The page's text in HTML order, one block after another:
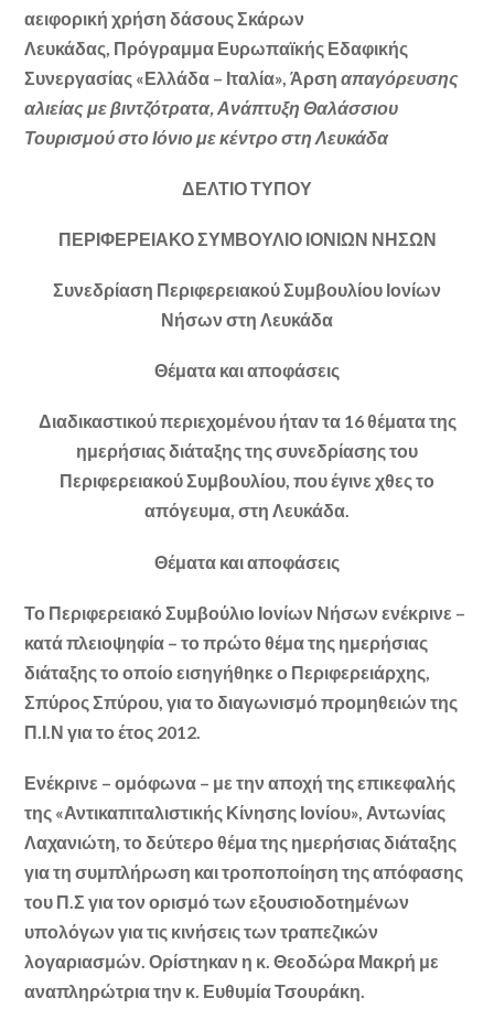
αειφορική χρήση δάσους Σκάρων
Λευκάδας, Πρόγραμμα Ευρωπαϊκής Εδαφικής
Συνεργασίας «Ελλάδα – Ιταλία», Άρσηαπαγόρευσης
αλιείας με βιντζότρατα, Ανάπτυξη Θαλάσσιου
Τουρισμού στο Ιόνιο με κέντρο στη Λευκάδα
ΔΕΛΤΙΟ ΤΥΠΟΥ
ΠΕΡΙΦΕΡΕΙΑΚΟ ΣΥΜΒΟΥΛΙΟ ΙΟΝΙΩΝ ΝΗΣΩΝ
Συνεδρίαση Περιφερειακού Συμβουλίου Ιονίων
Νήσων στη Λευκάδα
Θέματα και αποφάσεις
Διαδικαστικού περιεχομένου ήταν τα 16 θέματα της
ημερήσιας διάταξης της συνεδρίασης του
Περιφερειακού Συμβουλίου, που έγινε χθες το
απόγευμα, στη Λευκάδα.
Θέματα και αποφάσεις
Το Περιφερειακό Συμβούλιο Ιονίων Νήσων ενέκρινε –
κατά πλειοψηφία – το πρώτο θέμα της ημερήσιας
διάταξης το οποίο εισηγήθηκε ο Περιφερειάρχης,
Σπύρος Σπύρου, για το διαγωνισμό προμηθειών της
Π.Ι.Ν για το έτος 2012.
Ενέκρινε – ομόφωνα – με την αποχή της επικεφαλής
της «Αντικαπιταλιστικής Κίνησης Ιονίου», Αντωνίας
Λαχανιώτη, το δεύτερο θέμα της ημερήσιας διάταξης
για τη συμπλήρωση και τροποποίηση της απόφασης
του Π.Σ για τον ορισμό των εξουσιοδοτημένων
υπολόγων για τις κινήσεις των τραπεζικών
λογαριασμών. Ορίστηκαν η κ. Θεοδώρα Μακρή με
αναπληρώτρια την κ. Ευθυμία Τσουράκη.